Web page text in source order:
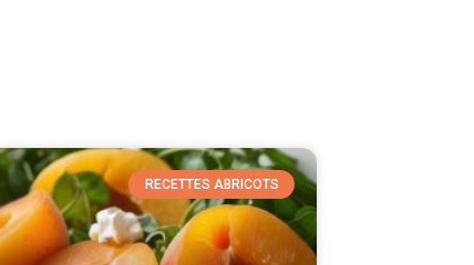
RECETTES ABRICOTS